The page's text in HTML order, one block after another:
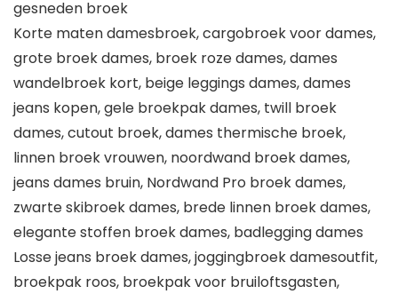
gesneden broek
Korte maten damesbroek, cargobroek voor dames,
grote broek dames, broek roze dames, dames
wandelbroek kort, beige leggings dames, dames
jeans kopen, gele broekpak dames, twill broek
dames, cutout broek, dames thermische broek,
linnen broek vrouwen, noordwand broek dames,
jeans dames bruin, Nordwand Pro broek dames,
zwarte skibroek dames, brede linnen broek dames,
elegante stoffen broek dames, badlegging dames
Losse jeans broek dames, joggingbroek damesoutfit,
broekpak roos, broekpak voor bruiloftsgasten,